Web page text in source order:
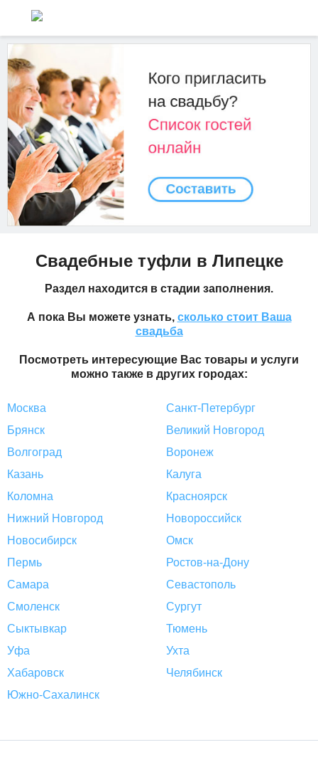
Свадебные туфли в Липецке
Раздел находится в стадии заполнения.
А пока Вы можете узнать, сколько стоит Ваша
свадьба
Посмотреть интересующие Вас товары и услуги
можно также в других городах:
Москва
Санкт-Петербург
Брянск
Великий Новгород
Волгоград
Воронеж
Казань
Калуга
Коломна
Красноярск
Нижний Новгород
Новороссийск
Новосибирск
Омск
Пермь
Ростов-на-Дону
Самара
Севастополь
Смоленск
Сургут
Сыктывкар
Тюмень
Уфа
Ухта
Хабаровск
Челябинск
Южно-Сахалинск